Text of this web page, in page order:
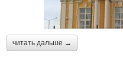
читать дальше →